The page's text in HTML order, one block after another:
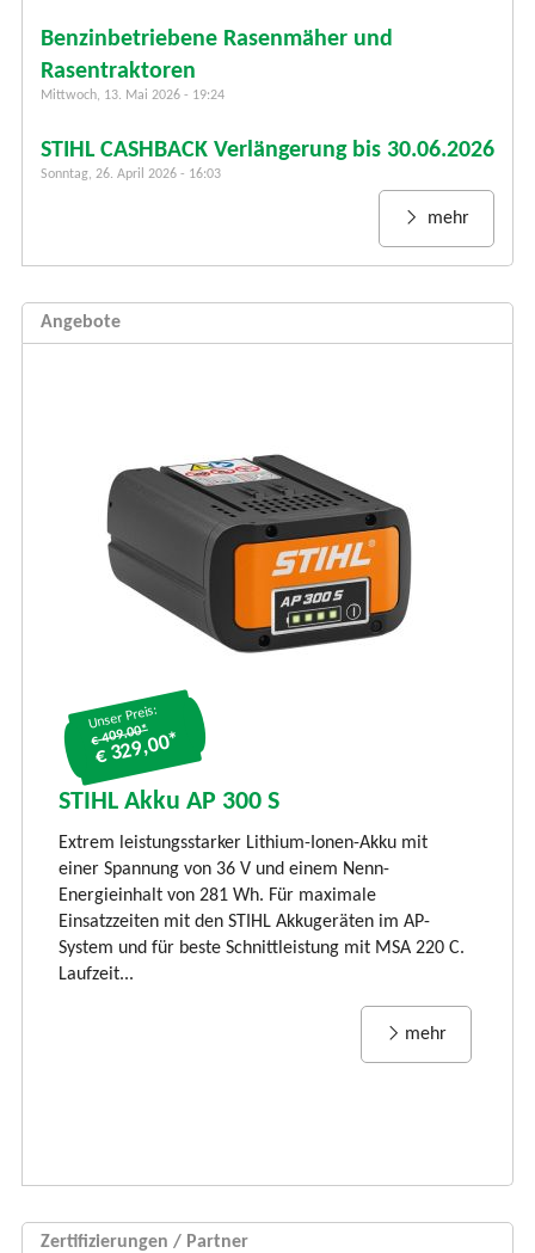
l
a
r
Benzinbetriebene Rasenmäher und
Rasentraktoren
Mittwoch, 13. Mai 2026 - 19:24
STIHL CASHBACK Verlängerung bis 30.06.2026
Sonntag, 26. April 2026 - 16:03
mehr
Angebote
Unser Preis:
€ 409.00*
€ 329,00*
STIHL Akku AP 300 S
Extrem leistungsstarker Lithium-Ionen-Akku mit
einer Spannung von 36 V und einem Nenn-
Energieinhalt von 281 Wh. Für maximale
Einsatzzeiten mit den STIHL Akkugeräten im AP-
System und für beste Schnittleistung mit MSA 220 C.
Laufzeit...
mehr
Zertifizierungen / Partner